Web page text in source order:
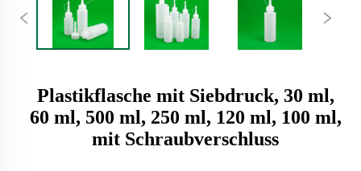
Plastikflasche mit Siebdruck, 30 ml,
60 ml, 500 ml, 250 ml, 120 ml, 100 ml,
mit Schraubverschluss